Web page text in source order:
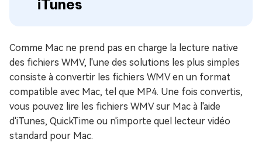
iTunes
Comme Mac ne prend pas en charge la lecture native
des fichiers WMV, l'une des solutions les plus simples
consiste à convertir les fichiers WMV en un format
compatible avec Mac, tel que MP4. Une fois convertis,
vous pouvez lire les fichiers WMV sur Mac à l'aide
d'iTunes, QuickTime ou n'importe quel lecteur vidéo
standard pour Mac.